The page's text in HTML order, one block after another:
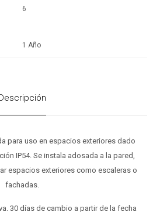
6
1 Año
para uso en espacios exteriores dado
IP54. Se instala adosada a la pared,
espacios exteriores como escaleras o
fachadas.
30 días de cambio a partir de la fecha